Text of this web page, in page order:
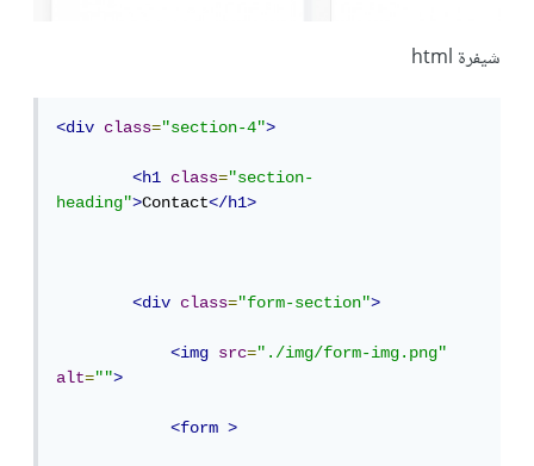
شيفرة html
<div class="section-4">
<h1 class="section-
heading">Contact</h1>
<div class="form-section">
<img src="./img/form-img.png"
alt="">
<form >